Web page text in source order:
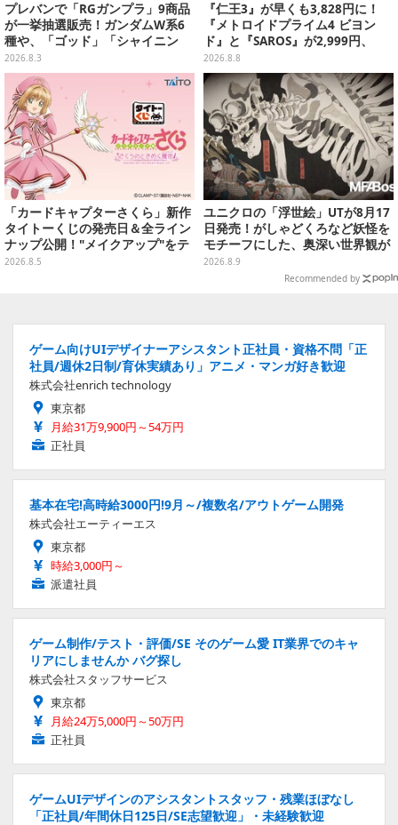
プレバンで「RGガンプラ」9商品
が一挙抽選販売！ガンダムW系6
種や、「ゴッド」「シャイニン
グ」も
2026.8.3
『仁王3』が早くも3,828円に！
『メトロイドプライム4 ビヨン
ド』と『SAROS』が2,999円、
『メタルギアソリッド Δ』は2,49
9円─ゲオ店舗＆ストアのゲームセ
ールは8月8日から
2026.8.8
「カードキャプターさくら」新作
タイトーくじの発売日＆全ライン
ナップ公開！"メイクアップ"をテ
ーマに、日常でも使いたくなるア
2026.8.5
ユニクロの「浮世絵」UTが8月17
日発売！がしゃどくろなど妖怪を
モチーフにした、奥深い世界観が
最高にオシャレ
2026.8.9
Recommended by
ゲーム向けUIデザイナーアシスタント正社員・資格不問「正
社員/週休2日制/育休実績あり」アニメ・マンガ好き歓迎
株式会社enrich technology
東京都
月給31万9,900円～54万円
正社員
基本在宅!高時給3000円!9月～/複数名/アウトゲーム開発
株式会社エーティーエス
東京都
時給3,000円～
派遣社員
ゲーム制作/テスト・評価/SE そのゲーム愛 IT業界でのキャ
リアにしませんか バグ探し
株式会社スタッフサービス
東京都
月給24万5,000円～50万円
正社員
ゲームUIデザインのアシスタントスタッフ・残業ほぼなし
「正社員/年間休日125日/SE志望歓迎」・未経験歓迎